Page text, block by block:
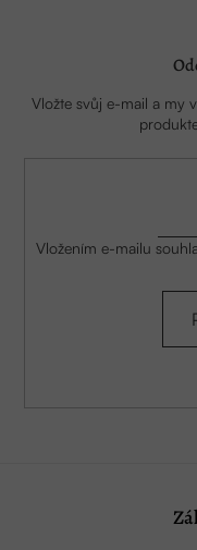
Vložte svůj e-mail a my
Vložením e-mailu